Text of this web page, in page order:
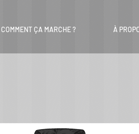
COMMENT ÇA MARCHE ? À